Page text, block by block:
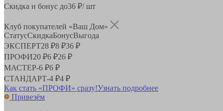
Скидка и бонус до36 ₽/ шт
Клуб покупателей «Ваш Дом»
СтатусСкидкаБонусВыгода
ЭКСПЕРТ28 ₽8 ₽36 ₽
ПРОФИ20 ₽6 ₽26 ₽
МАСТЕР-6 ₽6 ₽
СТАНДАРТ-4 ₽4 ₽
Как стать «ПРОФИ» сразу!Узнать подробнее
Привезём